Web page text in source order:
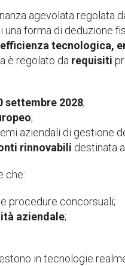
agevolata regolata
una forma di
tecnologica,
è regolato da requisiti
settembre 2028;
;
aziendali di gestione
rinnovabili destinata
che:
procedure concorsuali;
aziendale;
in tecnologie